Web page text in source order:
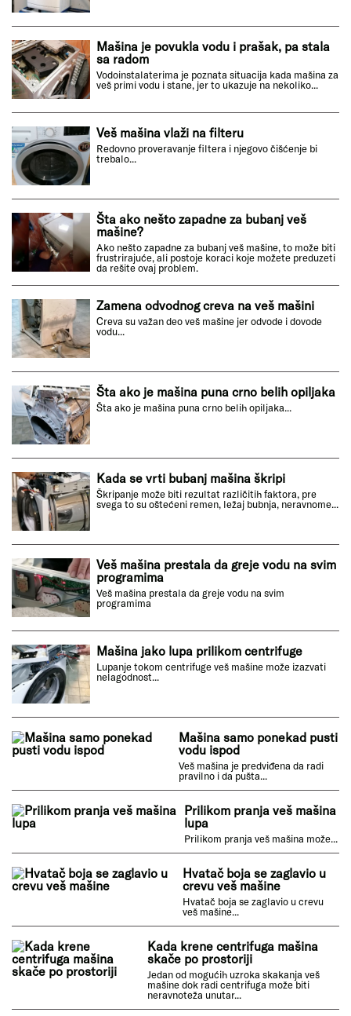
Zamena bravice na veš mašini
Kontakt bravica na veš mašini je važna jer osigurava
zaključavanje vrata veš mašine tokom...
Mašina je povukla vodu i prašak, pa stala
sa radom
Veš mašina vlaži na filteru
Redovno proveravanje filtera i njegovo čišćenje bi
trebalo...
Šta ako nešto zapadne za bubanj veš
mašine?
Zamena odvodnog creva na veš mašini
Creva su važan deo veš mašine jer odvode i dovode
Šta ako je mašina puna crno belih opiljaka
Šta ako je mašina puna crno belih opiljaka...
Kada se vrti bubanj mašina škripi
Škripanje može biti rezultat različitih faktora, pre
svega to su oštećeni remen, ležaj bubnja, neravnome...
Veš mašina prestala da greje vodu na svim
programima
Mašina jako lupa prilikom centrifuge
Lupanje tokom centrifuge veš mašine može izazvati
Mašina samo ponekad pusti
vodu ispod
pravilno i da pušta...
Prilikom pranja veš mašina
lupa
Hvatač boja se zaglavio u
crevu veš mašine
Hvatač boja se zaglavio u crevu
veš mašine...